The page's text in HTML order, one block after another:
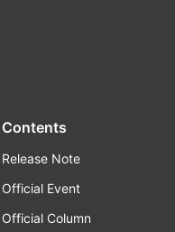
Contents
Release Note
Official Event
Official Column